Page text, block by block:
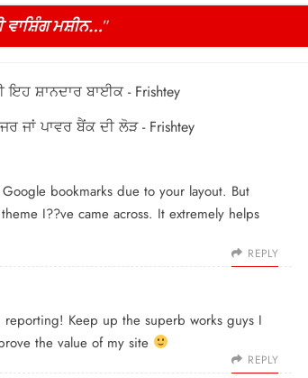
ਮਸ਼ੀਨ…”
ਇਹ ਸ਼ਾਨਦਾਰ ਬਾਈਕ - Frishtey
ਜਾਂ ਪਾਵਰ ਬੈਂਕ ਦੀ ਲੋੜ - Frishtey
bookmarks due to your layout. But
I??ve came across. It extremely helps
REPLY
Keep up the superb works guys I
the value of my site
REPLY